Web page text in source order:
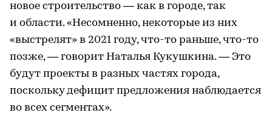
новое строительство — как в городе, так
и области. «Несомненно, некоторые из них
«выстрелят» в 2021 году, что-то раньше, что-то
позже, — говорит Наталья Кукушкина. — Это
будут проекты в разных частях города,
поскольку дефицит предложения наблюдается
во всех сегментах».